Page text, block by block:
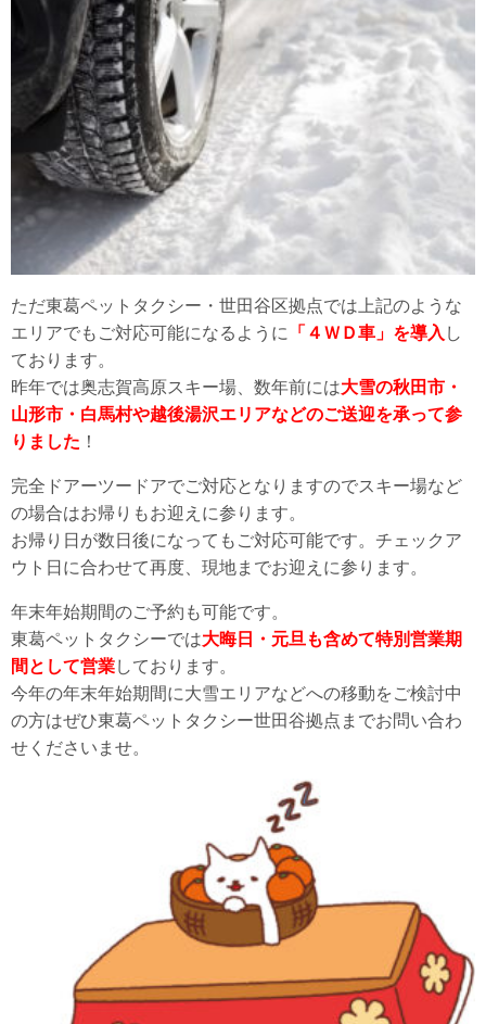
ただ東葛ペットタクシー・世田谷区拠点では上記のような
エリアでもご対応可能になるように
「４ＷＤ車」を導入 し
ております。
昨年では奥志賀高原スキー場、数年前には大雪の秋田市・
山形市・白馬村や越後湯沢エリアなどのご送迎を承って参
りました ！
完全ドアーツードアでご対応となりますのでスキー場など
の場合はお帰りもお迎えに参ります。
お帰り日が数日後になってもご対応可能です。チェックア
ウト日に合わせて再度、現地までお迎えに参ります。
年末年始期間のご予約も可能です。
東葛ペットタクシーでは大晦日・元旦も含めて特別営業期
間として営業しております。
今年の年末年始期間に大雪エリアなどへの移動をご検討中
の方はぜひ東葛ペットタクシー世田谷拠点までお問い合わ
せくださいませ。